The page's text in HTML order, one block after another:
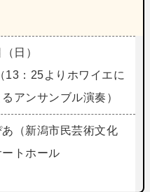
日）
13：25よりホワイエに
アンサンブル演奏）
あ（新潟市民芸術文化
トホール